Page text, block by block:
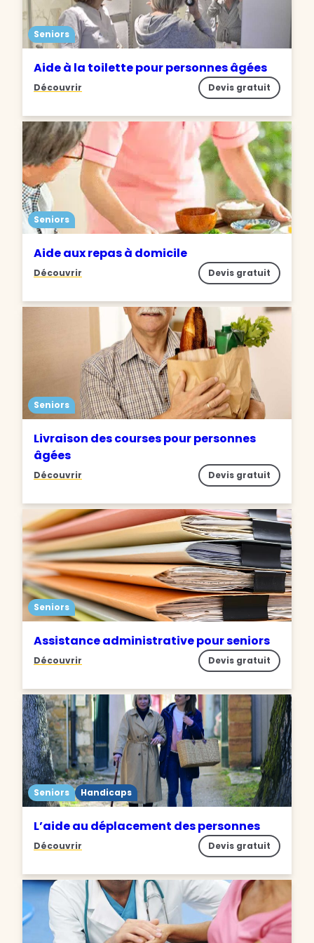
Seniors
Aide à la toilette pour personnes âgées
Découvrir Devis gratuit
Seniors
Aide aux repas à domicile
Découvrir Devis gratuit
Seniors
Livraison des courses pour personnes
âgées
Découvrir Devis gratuit
Seniors
Assistance administrative pour seniors
Découvrir Devis gratuit
Seniors Handicaps
L’aide au déplacement des personnes
Découvrir Devis gratuit